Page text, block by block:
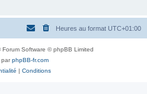
Heures au format UTC+01:00
Forum Software © phpBB Limited
parphpBB-fr.com
| Conditions